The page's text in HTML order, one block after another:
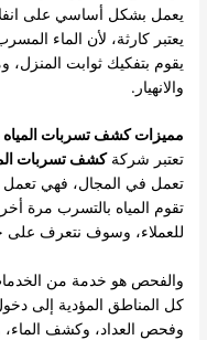
يعمل بشكل أساسي على
يعتبر كارثة، لأن الماء
يقوم بتفكيك ثوابت
والانهيار.
مميزات كشف تسربات المياه
تعتبر شركةكشف تسربات
تعمل في المجال، فهي
تقوم المياه بالتسرب مرة
للعملاء، وسوف نتعرف على
والفحص هو خدمة من
كل المناطق المؤدية إلى
وفحص العداد، وكشف